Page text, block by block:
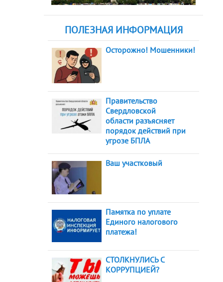
ПОЛЕЗНАЯ ИНФОРМАЦИЯ
Осторожно! Мошенники!
Правительство
Свердловской
области разъясняет
порядок действий при
угрозе БПЛА
Ваш участковый
Памятка по уплате
Единого налогового
платежа!
СТОЛКНУЛИСЬ С
КОРРУПЦИЕЙ?